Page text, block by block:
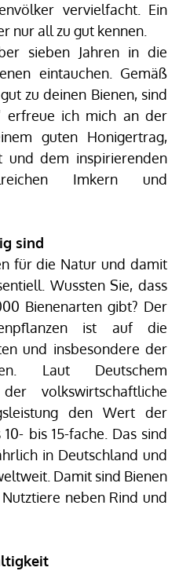
vervielfacht. Ein
nur all zu gut kennen.
sieben Jahren in die
eintauchen. Gemäß
zu deinen Bienen, sind
erfreue ich mich an der
guten Honigertrag,
und dem inspirierenden
Imkern und
sind
für die Natur und damit
Wussten Sie, dass
Bienenarten gibt? Der
ist auf die
und insbesondere der
Laut Deutschem
volkswirtschaftliche
den Wert der
bis 15-fache. Das sind
in Deutschland und
Damit sind Bienen
neben Rind und